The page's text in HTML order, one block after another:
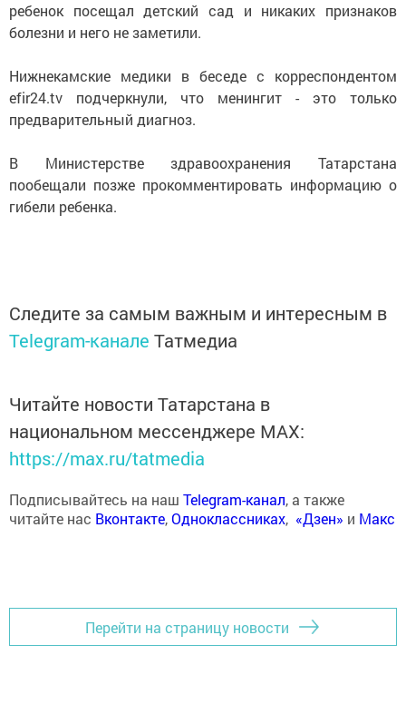
ребенок посещал детский сад и никаких признаков
болезни и него не заметили.
Нижнекамские медики в беседе с корреспондентом
efir24.tv подчеркнули, что менингит - это только
предварительный диагноз.
В Министерстве здравоохранения Татарстана
пообещали позже прокомментировать информацию о
гибели ребенка.
Следите за самым важным и интересным в
Telegram-канале Татмедиа
Читайте новости Татарстана в
национальном мессенджере MАХ:
https://max.ru/tatmedia
Подписывайтесь на наш Telegram-канал, а также
читайте нас Вконтакте,Одноклассниках, «Дзен» и Макс
Перейти на страницу новости